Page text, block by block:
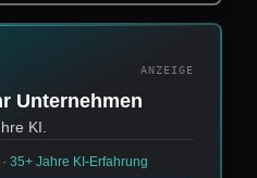
ANZEIGE
Unternehmen
KI.
35+ Jahre KI-Erfahrung